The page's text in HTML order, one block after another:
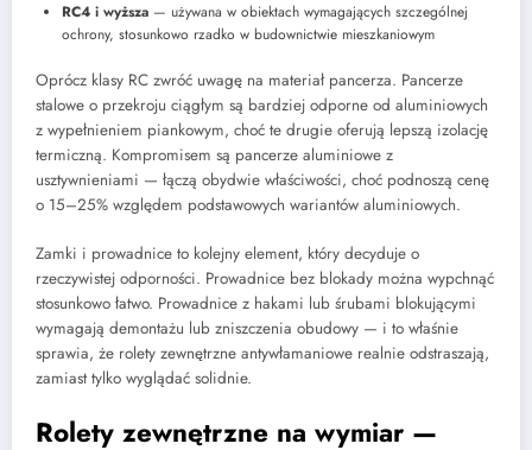
RC4 i wyższa — używana w obiektach wymagających szczególnej
ochrony, stosunkowo rzadko w budownictwie mieszkaniowym
Oprócz klasy RC zwróć uwagę na materiał pancerza. Pancerze
stalowe o przekroju ciągłym są bardziej odporne od aluminiowych
z wypełnieniem piankowym, choć te drugie oferują lepszą izolację
termiczną. Kompromisem są pancerze aluminiowe z
usztywnieniami — łączą obydwie właściwości, choć podnoszą cenę
o 15–25% względem podstawowych wariantów aluminiowych.
Zamki i prowadnice to kolejny element, który decyduje o
rzeczywistej odporności. Prowadnice bez blokady można wypchnąć
stosunkowo łatwo. Prowadnice z hakami lub śrubami blokującymi
wymagają demontażu lub zniszczenia obudowy — i to właśnie
sprawia, że rolety zewnętrzne antywłamaniowe realnie odstraszają,
zamiast tylko wyglądać solidnie.
Rolety zewnętrzne na wymiar —